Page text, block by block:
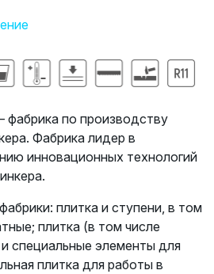
фабрика по производству
Фабрика лидер в
инновационных технологий
плитка и ступени, в том
плитка (в том числе
специальные элементы для
плитка для работы в